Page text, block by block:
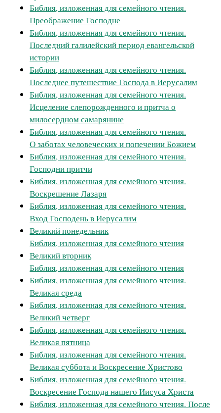
Библия, изложенная для семейного чтения.
Преображение Господне
Библия, изложенная для семейного чтения.
Последний галилейский период евангельской
истории
Библия, изложенная для семейного чтения.
Последнее путешествие Господа в Иерусалим
Библия, изложенная для семейного чтения.
Исцеление слепорожденного и притча о
милосердном самарянине
Библия, изложенная для семейного чтения.
О заботах человеческих и попечении Божием
Библия, изложенная для семейного чтения.
Господни притчи
Библия, изложенная для семейного чтения.
Воскрешение Лазаря
Библия, изложенная для семейного чтения.
Вход Господень в Иерусалим
Великий понедельник
Библия, изложенная для семейного чтения
Великий вторник
Библия, изложенная для семейного чтения
Библия, изложенная для семейного чтения.
Великая среда
Библия, изложенная для семейного чтения.
Великий четверг
Библия, изложенная для семейного чтения.
Великая пятница
Библия, изложенная для семейного чтения.
Великая суббота и Воскресение Христово
Библия, изложенная для семейного чтения.
Воскресение Господа нашего Иисуса Христа
Библия, изложенная для семейного чтения. После